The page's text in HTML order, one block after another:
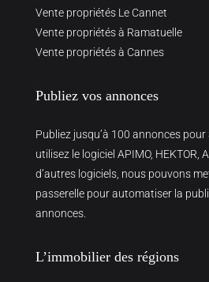
Vente propriétés Le Cannet
Vente propriétés à Ramatuelle
Vente propriétés à Cannes
Publiez vos annonces
Publiez jusqu’à 100 annonces
utilisez le logiciel APIMO, HEKTOR,
d’autres logiciels, nous pouvons
passerelle pour automatiser la
annonces.
L’immobilier des régions